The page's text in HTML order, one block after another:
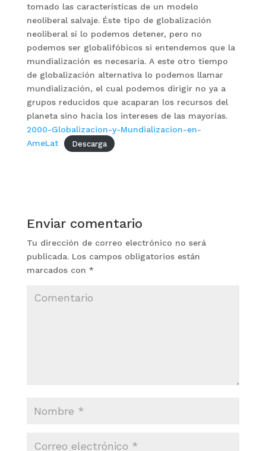
tomado las características de un modelo
neoliberal salvaje. Éste tipo de globalización
neoliberal sí lo podemos detener, pero no
podemos ser globalifóbicos si entendemos que la
mundialización es necesaria. A este otro tiempo
de globalización alternativa lo podemos llamar
mundialización, el cual podemos dirigir no ya a
grupos reducidos que acaparan los recursos del
planeta sino hacia los intereses de las mayorías.
2000-Globalizacion-y-Mundializacion-en-
AmeLat
Descarga
Enviar comentario
Tu dirección de correo electrónico no será
publicada.Los campos obligatorios están
marcados con *